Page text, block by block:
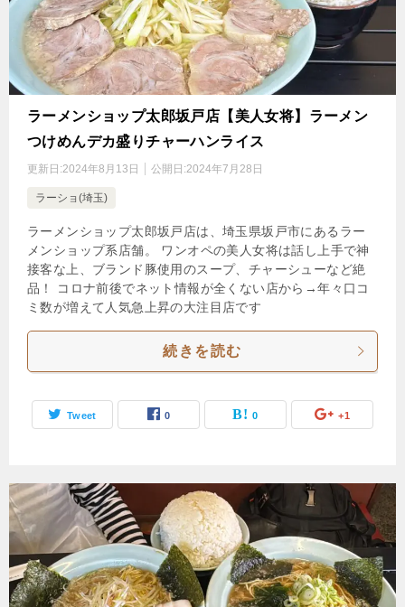
ラーメンショップ太郎坂戸店【美人女将】ラーメン
つけめんデカ盛りチャーハンライス
更新日:2024年8月13日 公開日:2024年7月28日
ラーショ(埼玉)
ラーメンショップ太郎坂戸店は、埼玉県坂戸市にあるラー
メンショップ系店舗。 ワンオペの美人女将は話し上手で神
接客な上、ブランド豚使用のスープ、チャーシューなど絶
品！ コロナ前後でネット情報が全くない店から→年々口コ
ミ数が増えて人気急上昇の大注目店です
続きを読む
Tweet 0 0 +1